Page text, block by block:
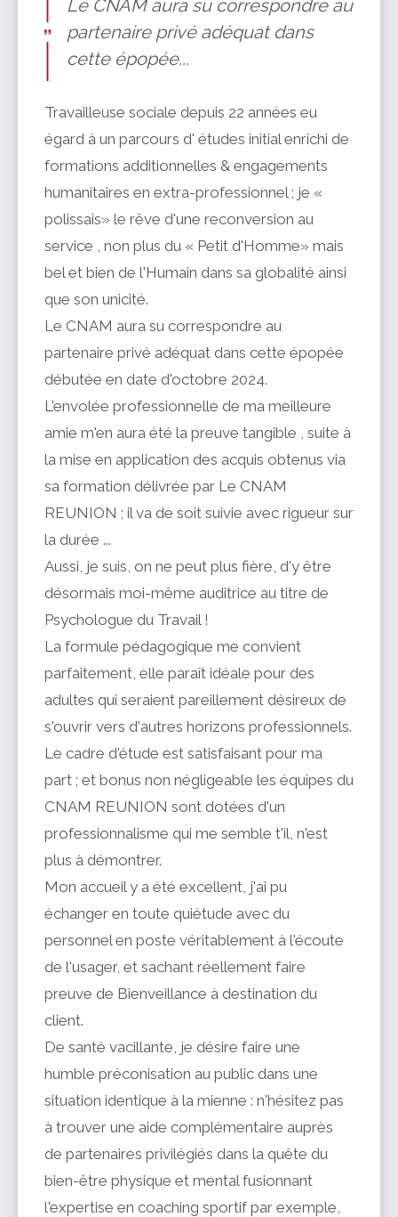
Le CNAM aura su correspondre au
partenaire privé adéquat dans
cette épopée...
Travailleuse sociale depuis 22 années eu
égard à un parcours d' études initial enrichi de
formations additionnelles & engagements
humanitaires en extra-professionnel ; je «
polissais» le rêve d'une reconversion au
service , non plus du « Petit d'Homme» mais
bel et bien de l'Humain dans sa globalité ainsi
que son unicité.
Le CNAM aura su correspondre au
partenaire privé adéquat dans cette épopée
débutée en date d'octobre 2024.
L'envolée professionnelle de ma meilleure
amie m'en aura été la preuve tangible , suite à
la mise en application des acquis obtenus via
sa formation délivrée par Le CNAM
REUNION ; il va de soit suivie avec rigueur sur
la durée ...
Aussi, je suis, on ne peut plus fière, d'y être
désormais moi-même auditrice au titre de
Psychologue du Travail !
La formule pédagogique me convient
parfaitement, elle paraît idéale pour des
adultes qui seraient pareillement désireux de
s'ouvrir vers d'autres horizons professionnels.
Le cadre d'étude est satisfaisant pour ma
part ; et bonus non négligeable les équipes du
CNAM REUNION sont dotées d'un
professionnalisme qui me semble t'il, n'est
plus à démontrer.
Mon accueil y a été excellent, j'ai pu
échanger en toute quiétude avec du
personnel en poste véritablement à l'écoute
de l'usager, et sachant réellement faire
preuve de Bienveillance à destination du
client.
De santé vacillante, je désire faire une
humble préconisation au public dans une
situation identique à la mienne : n'hésitez pas
à trouver une aide complémentaire auprès
de partenaires privilégiés dans la quête du
bien-être physique et mental fusionnant
l'expertise en coaching sportif par exemple,